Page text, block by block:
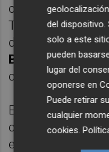
catalánMiguel
Titan,
Joaquín
de la
Bañuelos, que se
como informa
Este documento,
caso
empresas
del dispositivo.
solo a este
pueden
lugar del
oponerse en
Puede retirar
cualquier
cookies .